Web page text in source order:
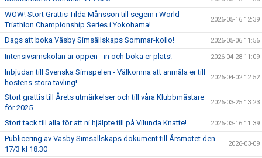
WOW! Stort Grattis Tilda Månsson till segern i World
Triathlon Championship Series i Yokohama!
2026-05-16 12:39
Dags att boka Väsby Simsällskaps Sommar-kollo! 2026-05-06 11:56
Intensivsimskolan är öppen - in och boka er plats! 2026-04-28 11:09
Inbjudan till Svenska Simspelen - Välkomna att anmäla er till
höstens stora tävling!
2026-04-02 12:52
Stort grattis till Årets utmärkelser och till våra Klubbmästare
för 2025
2026-03-25 13:23
Stort tack till alla för att ni hjälpte till på Vilunda Knatte! 2026-03-16 11:39
Publicering av Väsby Simsällskaps dokument till Årsmötet den
17/3 kl 18.30
2026-03-09